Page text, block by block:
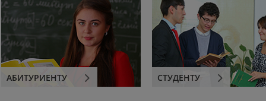
АБИТУРИЕНТУ СТУДЕНТУ